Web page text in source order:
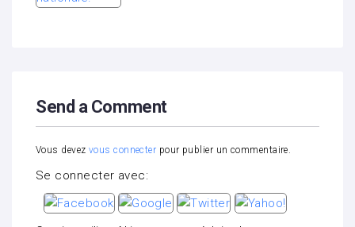
Send a Comment
Vous devez vous connecter pour publier un commentaire.
Se connecter avec: